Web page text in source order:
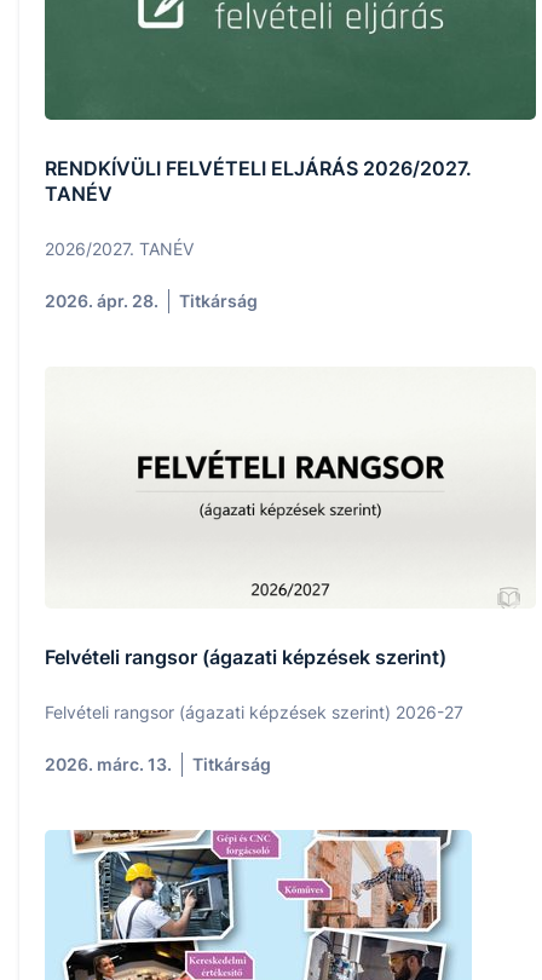
RENDKÍVÜLI FELVÉTELI ELJÁRÁS 2026/2027.
TANÉV
2026/2027. TANÉV
2026. ápr. 28. Titkárság
Felvételi rangsor (ágazati képzések szerint)
Felvételi rangsor (ágazati képzések szerint) 2026-27
2026. márc. 13. Titkárság